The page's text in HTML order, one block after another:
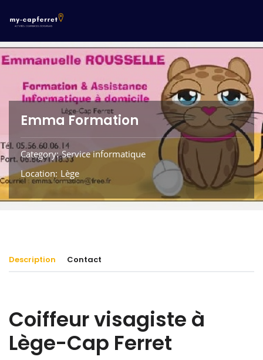
Emma Formation
Category Service informatique
Location Lège
Description Contact
Coiffeur visagiste à
Lège-Cap Ferret